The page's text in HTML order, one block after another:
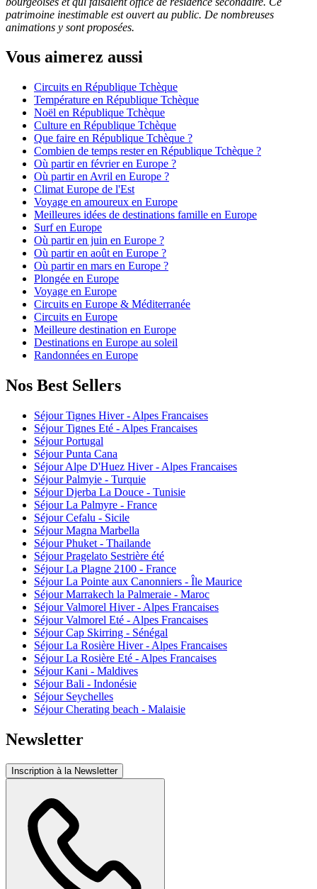
patrimoine inestimable est ouvert au public. De nombreuses
animations y sont proposées.
Vous aimerez aussi
Circuits en République Tchèque
Température en République Tchèque
Noël en République Tchèque
Culture en République Tchèque
Que faire en République Tchèque ?
Combien de temps rester en République Tchèque ?
Où partir en février en Europe ?
Où partir en Avril en Europe ?
Climat Europe de l'Est
Voyage en amoureux en Europe
Meilleures idées de destinations famille en Europe
Surf en Europe
Où partir en juin en Europe ?
Où partir en août en Europe ?
Où partir en mars en Europe ?
Plongée en Europe
Voyage en Europe
Circuits en Europe & Méditerranée
Circuits en Europe
Meilleure destination en Europe
Destinations en Europe au soleil
Randonnées en Europe
Nos Best Sellers
Séjour Tignes Hiver - Alpes Francaises
Séjour Tignes Eté - Alpes Francaises
Séjour Portugal
Séjour Punta Cana
Séjour Alpe D'Huez Hiver - Alpes Francaises
Séjour Palmyie - Turquie
Séjour Djerba La Douce - Tunisie
Séjour La Palmyre - France
Séjour Cefalu - Sicile
Séjour Magna Marbella
Séjour Phuket - Thailande
Séjour Pragelato Sestrière été
Séjour La Plagne 2100 - France
Séjour La Pointe aux Canonniers - Île Maurice
Séjour Marrakech la Palmeraie - Maroc
Séjour Valmorel Hiver - Alpes Francaises
Séjour Valmorel Eté - Alpes Francaises
Séjour Cap Skirring - Sénégal
Séjour La Rosière Hiver - Alpes Francaises
Séjour La Rosière Eté - Alpes Francaises
Séjour Kani - Maldives
Séjour Bali - Indonésie
Séjour Seychelles
Séjour Cherating beach - Malaisie
Newsletter
Inscription à la Newsletter